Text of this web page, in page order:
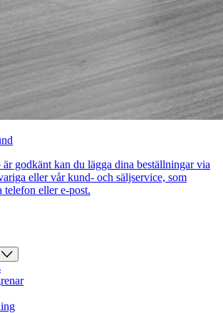
godkänt kan du lägga dina beställningar via
eller vår kund- och säljservice, som
telefon eller e-post.